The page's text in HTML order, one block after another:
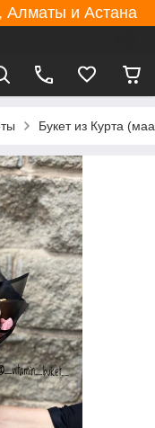
Алматы и Астана
Букет из Курта